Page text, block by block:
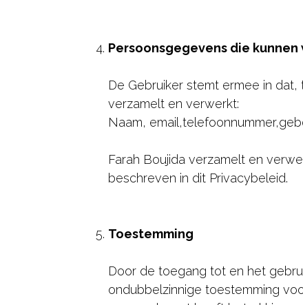
Persoonsgegevens die
De Gebruiker stemt ermee in
verzamelt en verwerkt:
Naam,
Farah Boujida verzamelt en
beschreven in dit Privacybeleid.
Toestemming
Door de toegang tot en het
ondubbelzinnige toestemming